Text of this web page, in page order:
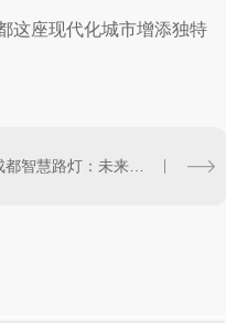
这座现代化城市增添独特